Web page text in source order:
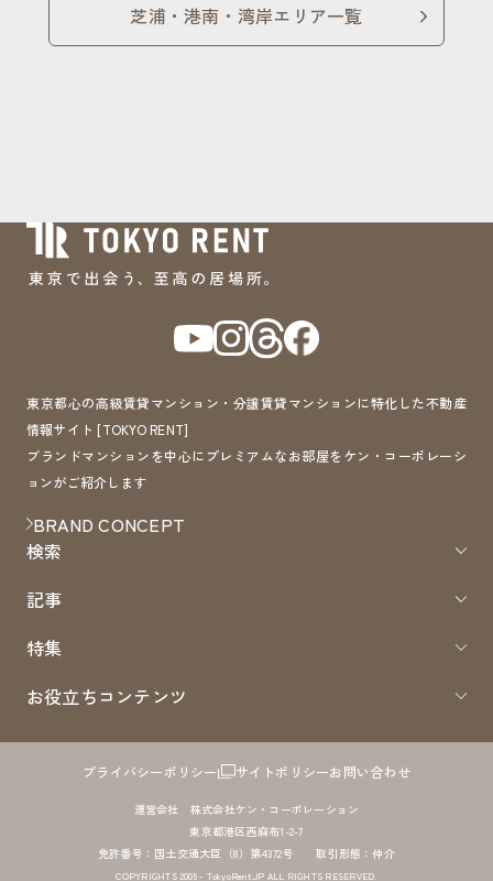
芝浦・港南・湾岸エリア一覧
東京都心の高級賃貸マンション・分譲賃貸マンションに特化した不動産
情報サイト [TOKYO RENT]
ブランドマンションを中心にプレミアムなお部屋をケン・コーポレーシ
ョンがご紹介します
BRAND CONCEPT
検索
記事
特集
お役立ちコンテンツ
プライバシーポリシー サイトポリシーお問い合わせ
運営会社 株式会社ケン・コーポレーション
東京都港区西麻布1-2-7
免許番号：国土交通大臣（8）第4372号 取引形態：仲介
COPYRIGHTS 2005 - TokyoRent.JP ALL RIGHTS RESERVED.